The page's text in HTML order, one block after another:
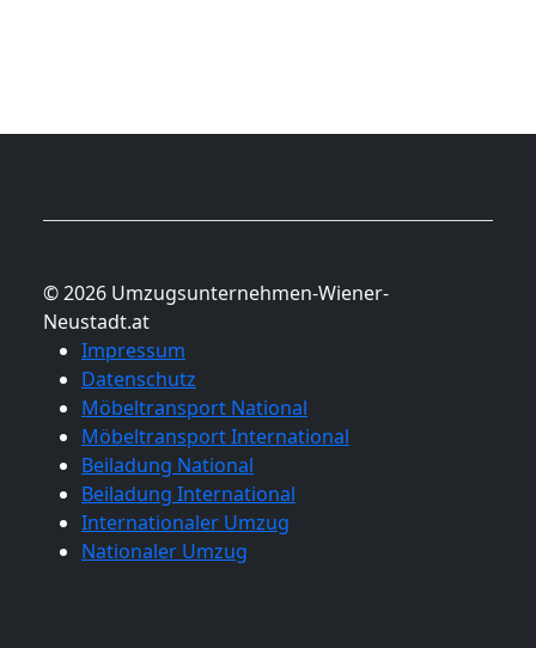
© 2026 Umzugsunternehmen-Wiener-
Neustadt.at
Impressum
Datenschutz
Möbeltransport National
Möbeltransport International
Beiladung National
Beiladung International
Internationaler Umzug
Nationaler Umzug